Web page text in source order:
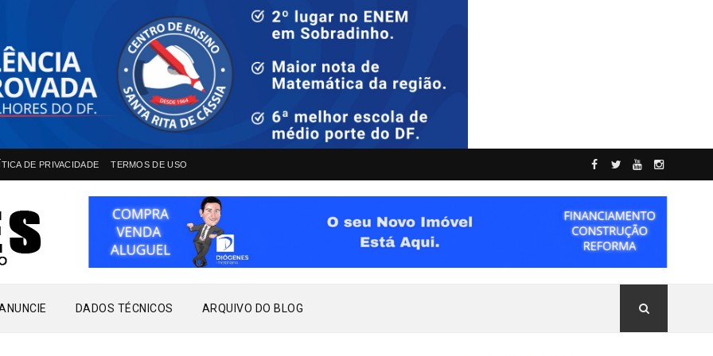
DE PRIVACIDADE TERMOS DE USO
DADOS TÉCNICOS ARQUIVO DO BLOG